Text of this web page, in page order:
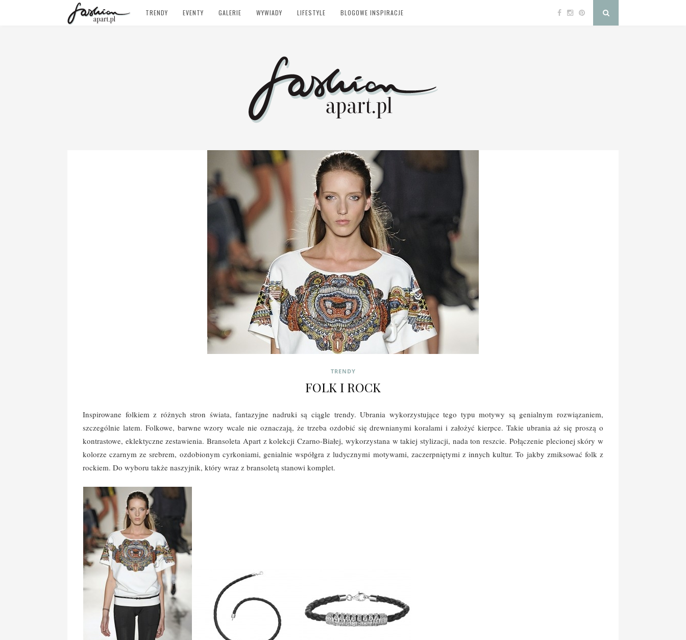
TRENDY EVENTY GALERIE WYWIADY LIFESTYLE BLOGOWE INSPIRACJE
TRENDY
FOLK I ROCK
Inspirowane folkiem z różnych stron świata, fantazyjne nadruki są ciągle trendy. Ubrania wykorzystujące tego typu motywy są genialnym rozwiązaniem,
szczególnie latem. Folkowe, barwne wzory wcale nie oznaczają, że trzeba ozdobić się drewnianymi koralami i założyć kierpce. Takie ubrania aż się proszą o
kontrastowe, eklektyczne zestawienia. Bransoleta Apart z kolekcji Czarno-Białej, wykorzystana w takiej stylizacji, nada ton reszcie. Połączenie plecionej skóry w
kolorze czarnym ze srebrem, ozdobionym cyrkoniami, genialnie współgra z ludycznymi motywami, zaczerpniętymi z innych kultur. To jakby zmiksować folk z
rockiem. Do wyboru także naszyjnik, który wraz z bransoletą stanowi komplet.